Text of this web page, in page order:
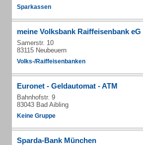
Sparkassen
meine Volksbank Raiffeisenbank eG
Samerstr. 10
83115 Neubeuern
Volks-/Raiffeisenbanken
Euronet - Geldautomat - ATM
Bahnhofstr. 9
83043 Bad Aibling
Keine Gruppe
Sparda-Bank München